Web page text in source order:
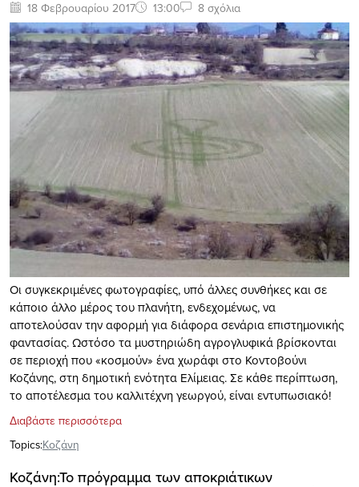
18 Φεβρουαρίου 2017 13:00 8 σχόλια
Οι συγκεκριμένες φωτογραφίες, υπό άλλες συνθήκες και σε
κάποιο άλλο μέρος του πλανήτη, ενδεχομένως, να
αποτελούσαν την αφορμή για διάφορα σενάρια επιστημονικής
φαντασίας. Ωστόσο τα μυστηριώδη αγρογλυφικά βρίσκονται
σε περιοχή που «κοσμούν» ένα χωράφι στο Κοντοβούνι
Κοζάνης, στη δημοτική ενότητα Ελίμειας. Σε κάθε περίπτωση,
το αποτέλεσμα του καλλιτέχνη γεωργού, είναι εντυπωσιακό!
Διαβάστε περισσότερα
Topics:Κοζάνη
Κοζάνη:Το πρόγραμμα των αποκριάτικων